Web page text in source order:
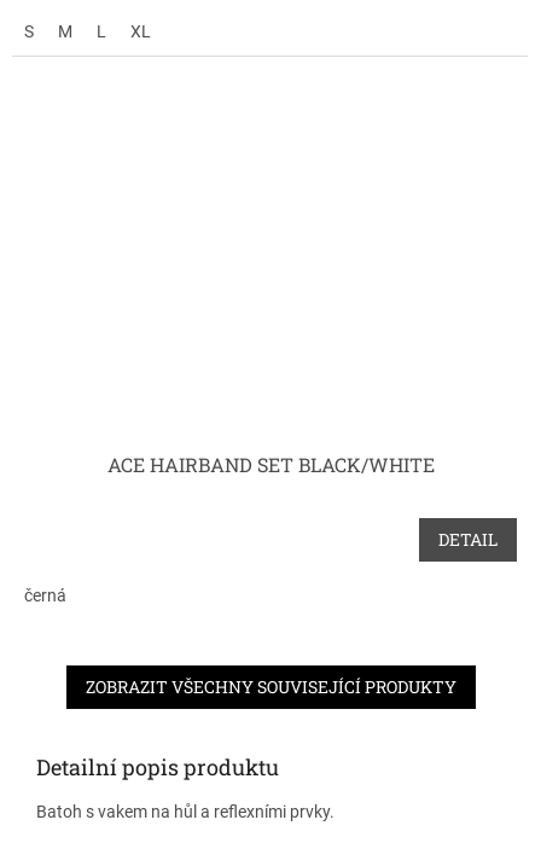
S M L XL
ACE HAIRBAND SET BLACK/WHITE
DETAIL
černá
ZOBRAZIT VŠECHNY SOUVISEJÍCÍ PRODUKTY
Detailní popis produktu
Batoh s vakem na hůl a reflexními prvky.